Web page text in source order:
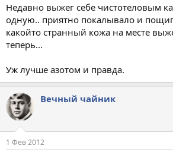
Недавно выжег себе чистотеловым
одную.. приятно покалывало и
какойто странный кожа на месте
теперь...
Уж лучше азотом и правда.
Вечный чайник
1 Фев 2012